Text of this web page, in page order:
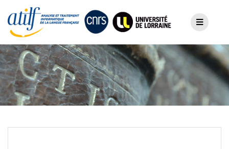
content